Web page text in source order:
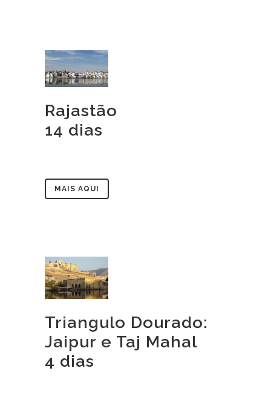
Rajastão
14 dias
MAIS AQUI
Triangulo Dourado:
Jaipur e Taj Mahal
4 dias